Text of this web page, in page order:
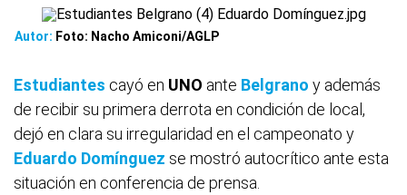
Autor: Foto: Nacho Amiconi/AGLP
Estudiantes cayó en UNO ante Belgrano y además
de recibir su primera derrota en condición de local,
dejó en clara su irregularidad en el campeonato y
Eduardo Domínguez se mostró autocrítico ante esta
situación en conferencia de prensa.